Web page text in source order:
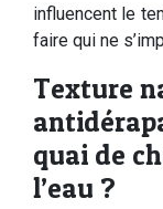
influencent le
faire qui ne
Texture
quai de
l’eau ?